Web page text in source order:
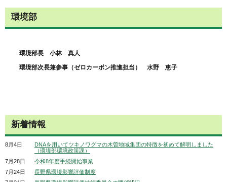
環境部
環境部長 小林 真人
環境部次長兼参事（ゼロカーボン推進担当） 水野 恵子
新着情報
8月4日
DNAを用いてツキノワグマの木曽地域集団の特徴を初めて解明しました
（環境部環境政策課）
7月28日
令和8年度手続開始事業
7月24日
長野県環境影響評価制度